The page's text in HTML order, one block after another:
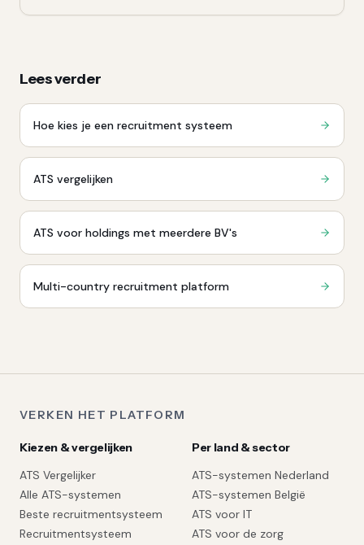
Lees verder
Hoe kies je een recruitment systeem
ATS vergelijken
ATS voor holdings met meerdere BV's
Multi-country recruitment platform
VERKEN HET PLATFORM
Kiezen & vergelijken
ATS Vergelijker
Alle ATS-systemen
Beste recruitmentsysteem
Recruitmentsysteem
Per land & sector
ATS-systemen Nederland
ATS-systemen België
ATS voor IT
ATS voor de zorg